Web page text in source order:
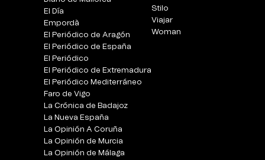
El Día
Empordà
El Periódico de Aragón
El Periódico de España
El Periódico
El Periódico de Extremadura
El Periódico Mediterráneo
Faro de Vigo
La Crónica de Badajoz
La Nueva España
La Opinión A Coruña
La Opinión de Murcia
La Opinión de Málaga
Stilo
Viajar
Woman